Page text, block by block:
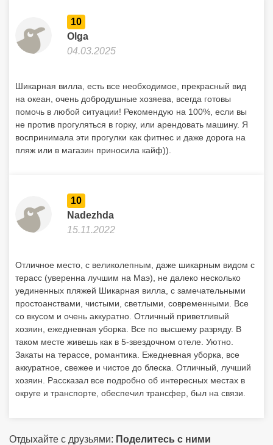
воспринимала эти прогулки как фитнес и даже дорога на
пляж или в магазин приносила кайф)).
Nadezhda
15.11.2022
Отличное место, с великолепным, даже шикарным видом с
терасс (уверенна лучшим на Маэ), не далеко несколько
со вкусом и очень аккуратно. Отличный приветливый
хозяин, ежедневная уборка. Все по высшему разряду. В
таком месте живешь как в 5-звездочном отеле. Уютно.
Закаты на терассе, романтика. Ежедневная уборка, все
хозяин. Рассказал все подробно об интересных местах в
округе и транспорте, обеспечил трансфер, был на связи.
Отдыхайте с друзьями:Поделитесь с ними
найденным туром.
Об отеле Sailfish Beach Villa
Расположен: в Анс-а-ла-Муш, в 14 км от аэропорта Маэ.
третья береговая линия. Номер телефона: +2484355404.